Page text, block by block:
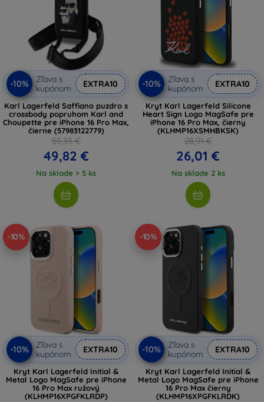
-10%
Zľava s
kupónom
EXTRA10
Karl Lagerfeld Saffiano puzdro s
crossbody popruhom Karl and
Choupette pre iPhone 16 Pro Max,
čierne (57983122779)
55,35 €
49,82 €
Na sklade > 5 ks
-10%
Zľava s
kupónom
EXTRA10
Kryt Karl Lagerfeld Silicone
Heart Sign Logo MagSafe pre
iPhone 16 Pro Max, čierny
(KLHMP16XSMHBKSK)
28,91 €
26,01 €
Na sklade 2 ks
-10%
-10%
Zľava s
kupónom
EXTRA10
Kryt Karl Lagerfeld Initial &
Metal Logo MagSafe pre iPhone
16 Pro Max ružový
(KLHMP16XPGFKLRDP)
-10%
-10%
Zľava s
kupónom
EXTRA10
Kryt Karl Lagerfeld Initial &
Metal Logo MagSafe pre iPhone
16 Pro Max čierny
(KLHMP16XPGFKLRDK)